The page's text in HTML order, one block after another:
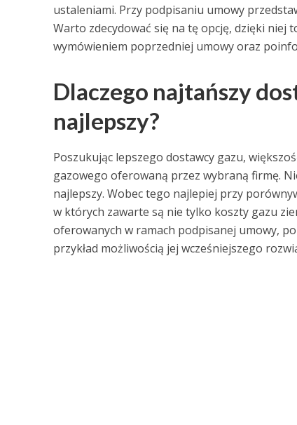
ustaleniami. Przy podpisaniu umowy
Warto zdecydować się na tę opcję, dzięki niej
wymówieniem poprzedniej umowy oraz
Dlaczego najtańszy
najlepszy?
Poszukując lepszego dostawcy gazu,
gazowego oferowaną przez wybraną firmę.
najlepszy. Wobec tego najlepiej przy
w których zawarte są nie tylko koszty gazu
oferowanych w ramach podpisanej umowy,
przykład możliwością jej wcześniejszego